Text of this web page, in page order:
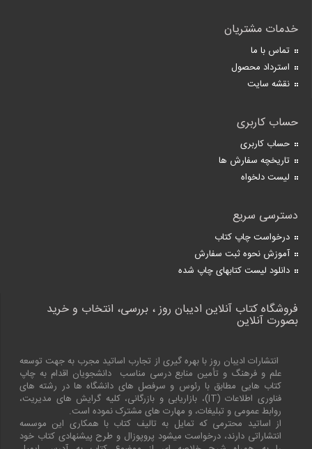
خدمات مشتریان
تماس با ما
استرداد محصول
نقشه سایت
حساب کاربری
حساب کاربری
تاریخچه سفارش ها
لیست دلخواه
دسترسی سریع
درخواست چاپ کتاب
آموزش نحوه ثبت سفارش
دانلود لیست کتابهای چاپ شده
فروشگاه کتاب آنلاین ادیبان روز ، بررسی، انتخاب و خرید
بصورت آنلاین
انتشارات ادیبان روز با بهره گیری از تجارب اساتید مجرب به جهت توسعه
علم و فرهنگ و تأمین منابع درسی مناسب دانشجویان اقدام به چاپ
کتاب هایی مطابق با رئوس و سرفصل های دانشگاه ها در رشته های
فناوری اطلاعات (IT)، بازاریابی و بازرگانی، کلیه گرایش های مدیریت،
روابط عمومی و تبلیغات، و مهارت های مشترک نموده است.
از اساتید محترمی که تمایل به تالیف کتاب با همکاری این موسسه
انتشاراتی دارند، درخواست میشود پروپوزال و طرح پیشنهادی کتاب خود